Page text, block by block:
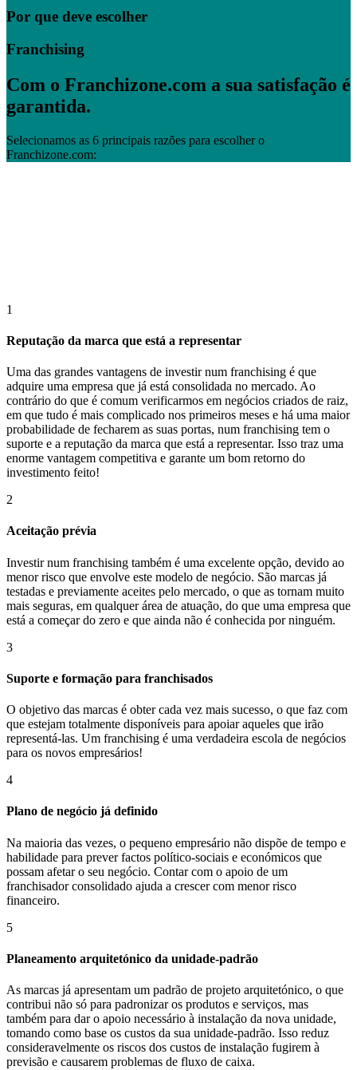
Por que deve escolher
Franchising
Com o Franchizone.com a sua satisfação é
garantida.
Selecionamos as 6 principais razões para escolher o
Franchizone.com:
1
Reputação da marca que está a representar
Uma das grandes vantagens de investir num franchising é que
adquire uma empresa que já está consolidada no mercado. Ao
contrário do que é comum verificarmos em negócios criados de raiz,
em que tudo é mais complicado nos primeiros meses e há uma maior
probabilidade de fecharem as suas portas, num franchising tem o
suporte e a reputação da marca que está a representar. Isso traz uma
enorme vantagem competitiva e garante um bom retorno do
investimento feito!
2
Aceitação prévia
Investir num franchising também é uma excelente opção, devido ao
menor risco que envolve este modelo de negócio. São marcas já
testadas e previamente aceites pelo mercado, o que as tornam muito
mais seguras, em qualquer área de atuação, do que uma empresa que
está a começar do zero e que ainda não é conhecida por ninguém.
3
Suporte e formação para franchisados
O objetivo das marcas é obter cada vez mais sucesso, o que faz com
que estejam totalmente disponíveis para apoiar aqueles que irão
representá-las. Um franchising é uma verdadeira escola de negócios
para os novos empresários!
4
Plano de negócio já definido
Na maioria das vezes, o pequeno empresário não dispõe de tempo e
habilidade para prever factos político-sociais e económicos que
possam afetar o seu negócio. Contar com o apoio de um
franchisador consolidado ajuda a crescer com menor risco
financeiro.
5
Planeamento arquitetónico da unidade-padrão
As marcas já apresentam um padrão de projeto arquitetónico, o que
contribui não só para padronizar os produtos e serviços, mas
também para dar o apoio necessário à instalação da nova unidade,
tomando como base os custos da sua unidade-padrão. Isso reduz
consideravelmente os riscos dos custos de instalação fugirem à
previsão e causarem problemas de fluxo de caixa.